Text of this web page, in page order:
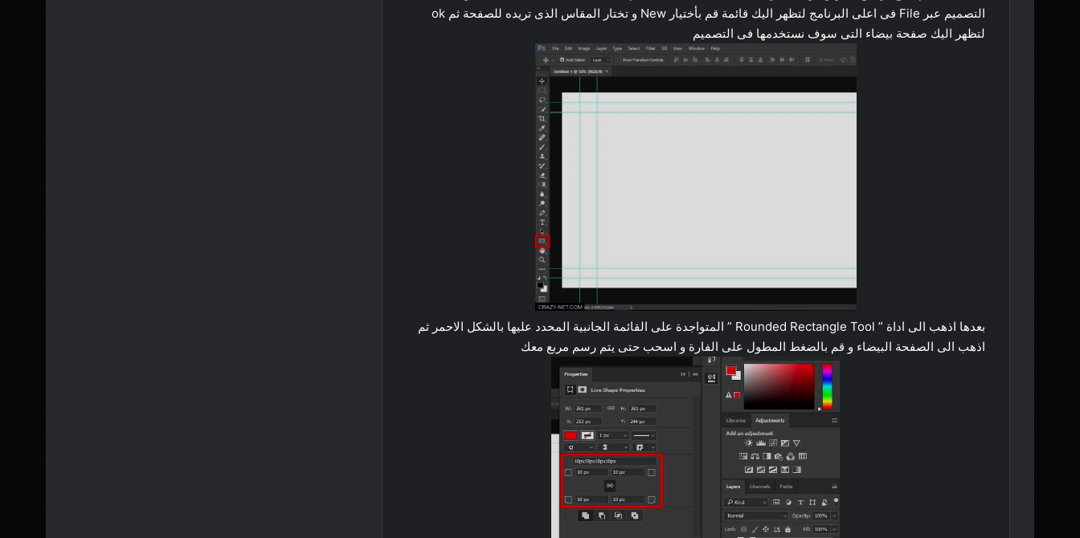
التصميم عبر File فى اعلى البرنامج لتظهر اليك قائمة قم بأختيار New و تختار المقاس الذى تريده للصفحة ثم ok
لتظهر اليك صفحة بيضاء التى سوف نستخدمها فى التصميم
بعدها اذهب الى اداة ” Rounded Rectangle Tool ” المتواجدة على القائمة الجانبية المحدد عليها بالشكل الاحمر ثم
اذهب الى الصفحة البيضاء و قم بالضغط المطول على الفارة و اسحب حتى يتم رسم مربع معك